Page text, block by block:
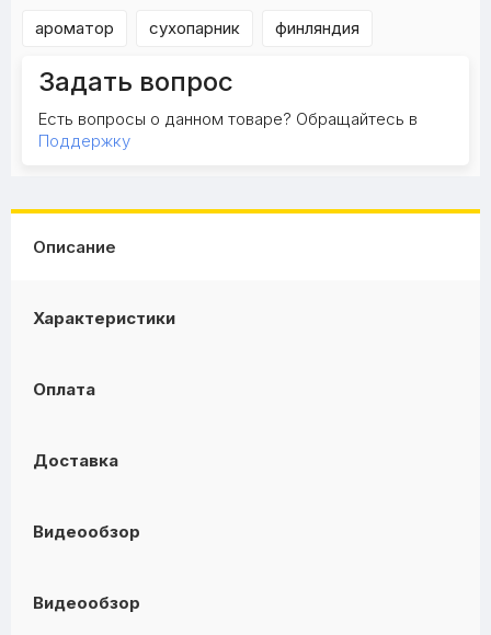
ароматор сухопарник финляндия
Задать вопрос
Есть вопросы о данном товаре? Обращайтесь в
Поддержку
Описание
Характеристики
Оплата
Доставка
Видеообзор
Видеообзор